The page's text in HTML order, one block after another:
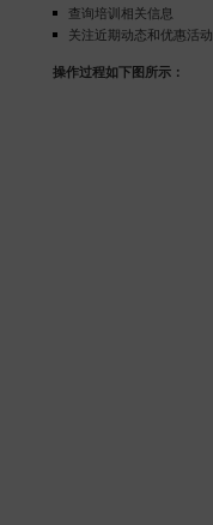
查询培训相关信息
关注近期动态和优惠活动
操作过程如下图所示：